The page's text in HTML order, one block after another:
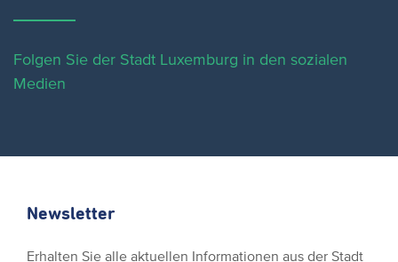
Folgen Sie der Stadt Luxemburg in den sozialen
Medien
Newsletter
Erhalten Sie alle aktuellen Informationen aus der Stadt